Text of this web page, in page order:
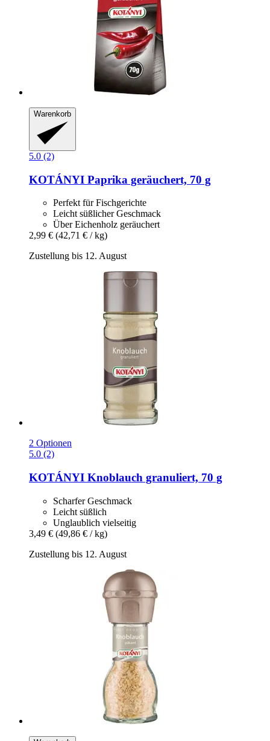
Warenkorb
5.0 (2)
KOTÁNYI Paprika geräuchert, 70 g
Perfekt für Fischgerichte
Leicht süßlicher Geschmack
Über Eichenholz geräuchert
2,99 € (42,71 € / kg)
Zustellung bis 12. August
2 Optionen
5.0 (2)
KOTÁNYI Knoblauch granuliert, 70 g
Scharfer Geschmack
Leicht süßlich
Unglaublich vielseitig
3,49 € (49,86 € / kg)
Zustellung bis 12. August